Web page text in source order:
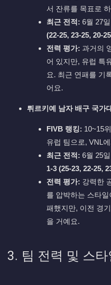
서 잔류를 목표로
최근 전적: 6월 27
(22-25, 23-25, 20-
전력 평가: 과거의
어 있지만, 유럽 특
요. 최근 연패를 기
어요.
튀르키예 남자 배구 국가
FIVB 랭킹: 10~15
유럽 팀으로, VNL
최근 전적: 6월 25
1-3 (25-23, 22-25,
전력 평가: 강력한
를 압박하는 스타
패했지만, 이전 경
을 거예요.
3. 팀 전력 및 스타